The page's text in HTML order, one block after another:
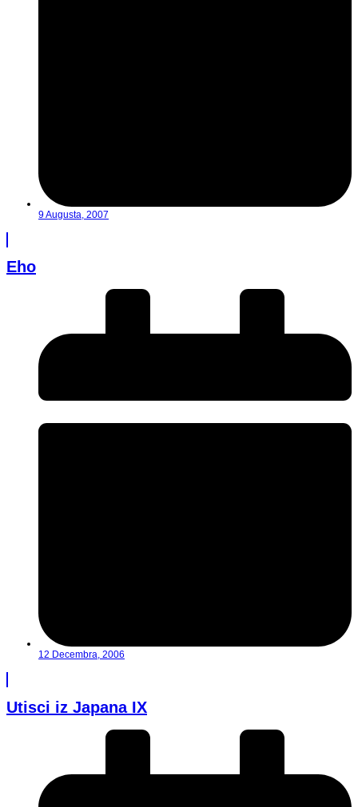
9 Augusta, 2007
Eho
12 Decembra, 2006
Utisci iz Japana IX